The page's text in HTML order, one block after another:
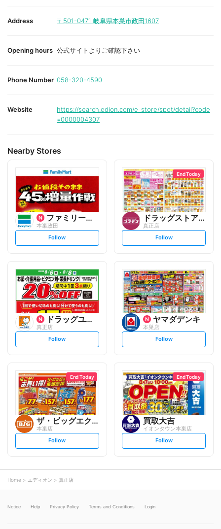
i
t
Address 〒501-0471 岐阜県本巣市政田1607
Opening hours 公式サイトよりご確認下さい
Phone Number 058-320-4590
Website
https://search.edion.com/e_store/spot/detail?code
=0000004307
Nearby Stores
ファミリーマート
本巣政田
s
t
l
o
w
Follow
End Today
ドラッグストアコスモス
真正店
s
t
l
o
w
Follow
ドラッグユタカ
真正店
s
t
o
w
Follow
ヤマダデンキ
本巣店
s
t
l
o
w
Follow
End Today
ザ・ビッグエクストラ
本巣店
s
t
o
w
Follow
End Today
買取大吉
イオンタウン本巣店
s
t
Follow
Home エディオン 真正店
Notice Help Privacy Policy Terms and Conditions Login